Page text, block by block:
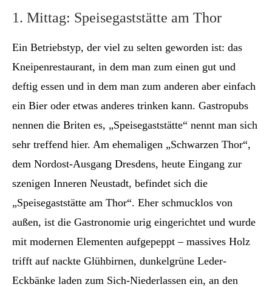
1. Mittag: Speisegaststätte am Thor
Ein Betriebstyp, der viel zu selten geworden ist: das
Kneipenrestaurant, in dem man zum einen gut und
deftig essen und in dem man zum anderen aber einfach
ein Bier oder etwas anderes trinken kann. Gastropubs
nennen die Briten es, „Speisegaststätte“ nennt man sich
sehr treffend hier. Am ehemaligen „Schwarzen Thor“,
dem Nordost-Ausgang Dresdens, heute Eingang zur
szenigen Inneren Neustadt, befindet sich die
„Speisegaststätte am Thor“. Eher schmucklos von
außen, ist die Gastronomie urig eingerichtet und wurde
mit modernen Elementen aufgepeppt – massives Holz
trifft auf nackte Glühbirnen, dunkelgrüne Leder-
Eckbänke laden zum Sich-Niederlassen ein, an den